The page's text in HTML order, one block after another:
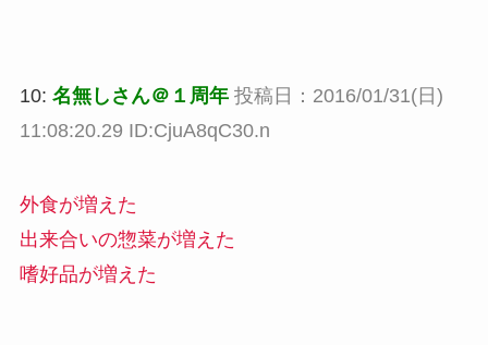
10: 名無しさん＠１周年 投稿日：2016/01/31(日)
11:08:20.29 ID:CjuA8qC30.n
外食が増えた
出来合いの惣菜が増えた
嗜好品が増えた